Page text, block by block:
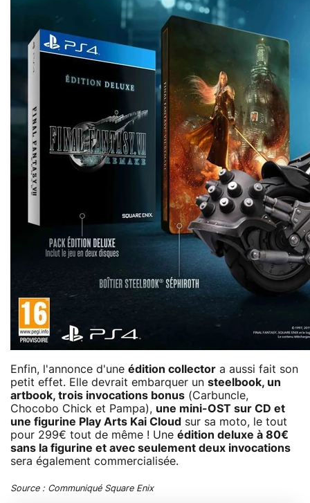
Enfin, l'annonce d'une édition collector a aussi fait son
petit effet. Elle devrait embarquer un steelbook, un
artbook, trois invocations bonus (Carbuncle,
Chocobo Chick et Pampa), une mini-OST sur CD et
une figurine Play Arts Kai Cloud sur sa moto, le tout
pour 299€ tout de même ! Une édition deluxe à 80€
sans la figurine et avec seulement deux invocations
sera également commercialisée.
Source : Communiqué Square Enix